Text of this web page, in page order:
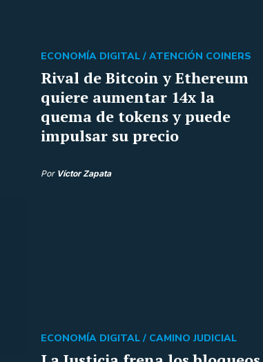
Rival de Bitcoin y Ethereum
quiere aumentar 14x la
quema de tokens y puede
impulsar su precio
ECONOMÍA DIGITAL / ATENCIÓN COINERS
Por Víctor Zapata
ECONOMÍA DIGITAL / CAMINO JUDICIAL